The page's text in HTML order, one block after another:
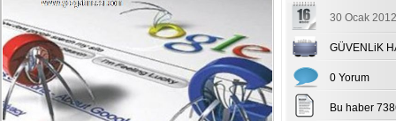
30 Ocak
GÜVENLiK
0 Yorum
Bu haber